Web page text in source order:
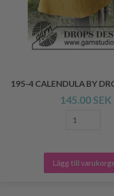
195-4 CALENDULA BY
145.00 SEK
Lägg till